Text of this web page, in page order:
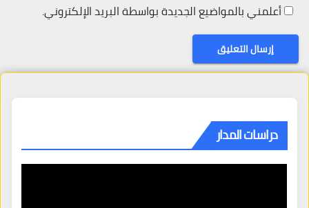
أعلمني بالمواضيع الجديدة بواسطة البريد الإلكتروني.
دراسات المدار